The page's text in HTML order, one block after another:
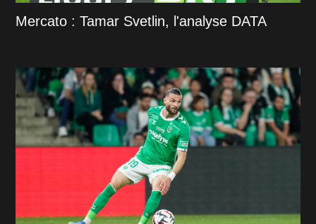
Mercato : Tamar Svetlin, l'analyse DATA